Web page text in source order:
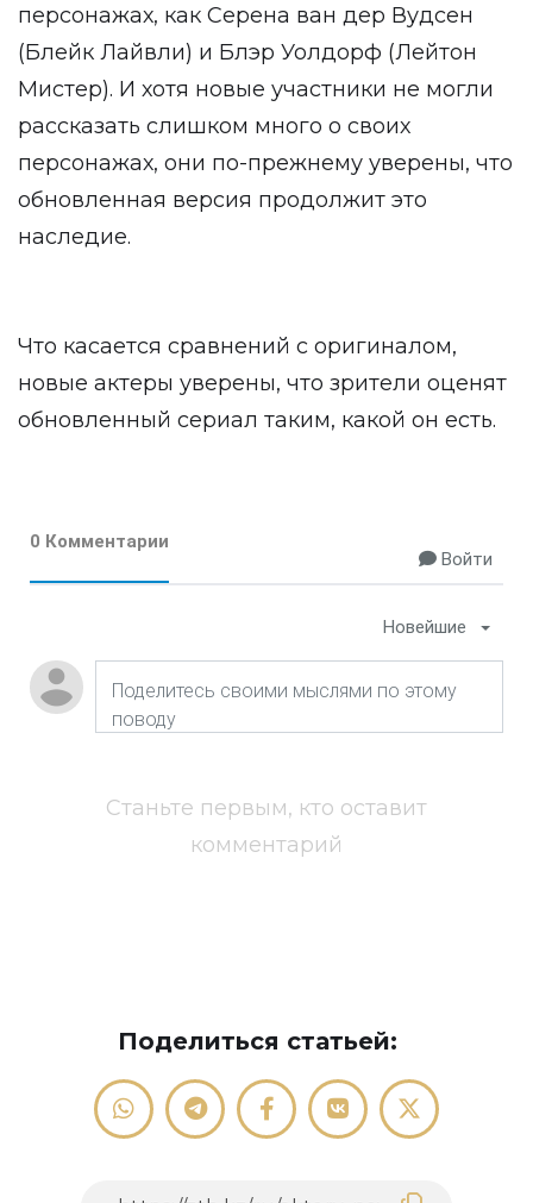
персонажах, как Серена ван дер Вудсен
(Блейк Лайвли) и Блэр Уолдорф (Лейтон
Мистер). И хотя новые участники не могли
рассказать слишком много о своих
персонажах, они по-прежнему уверены, что
обновленная версия продолжит это
наследие.
Что касается сравнений с оригиналом,
новые актеры уверены, что зрители оценят
обновленный сериал таким, какой он есть.
0 Комментарии
Войти
Новейшие
Станьте первым, кто оставит
комментарий
Поделиться статьей: